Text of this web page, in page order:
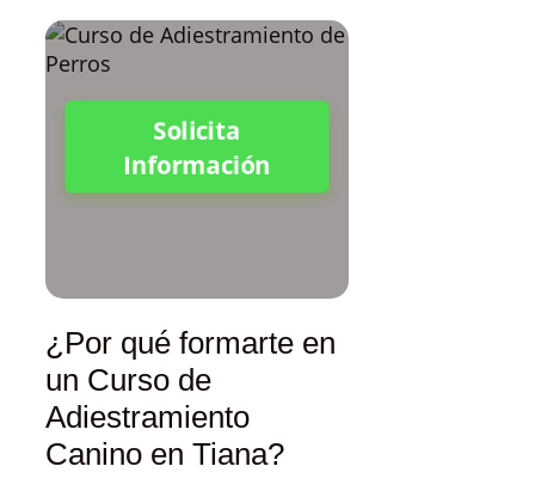
Solicita
Información
¿Por qué formarte en
un Curso de
Adiestramiento
Canino en Tiana?